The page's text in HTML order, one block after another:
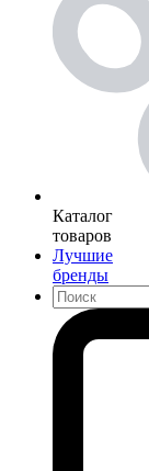
Каталог
товаров
Лучшие
бренды